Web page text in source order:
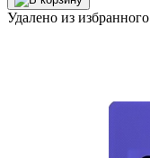
Удалено из избранного